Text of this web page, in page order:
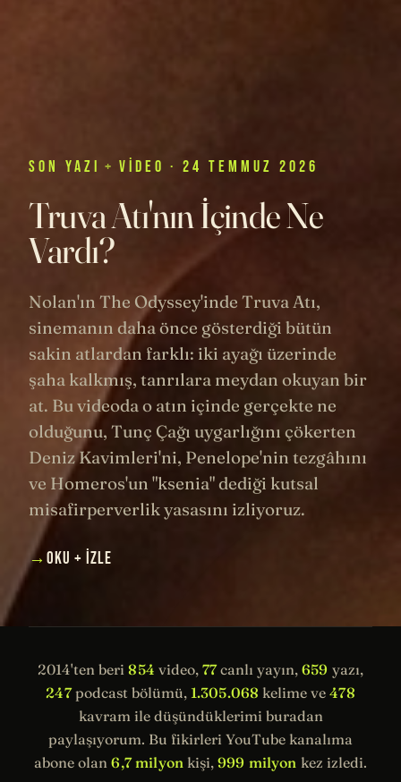
SON YAZI + VIDEO · 24 TEMMUZ 2026
Truva Atı'nın İçinde Ne
Vardı?
Nolan'ın The Odyssey'inde Truva Atı,
sinemanın daha önce gösterdiği bütün
sakin atlardan farklı: iki ayağı üzerinde
şaha kalkmış, tanrılara meydan okuyan bir
at. Bu videoda o atın içinde gerçekte ne
olduğunu, Tunç Çağı uygarlığını çökerten
Deniz Kavimleri'ni, Penelope'nin tezgâhını
ve Homeros'un "ksenia" dediği kutsal
misafirperverlik yasasını izliyoruz.
→ OKU + İZLE
2014'ten beri854 video, 77canlı yayın,659 yazı,
247podcast bölümü, 1.305.068 kelime ve478
kavram ile düşündüklerimi buradan
paylaşıyorum. Bu fikirleri YouTube kanalıma
abone olan6,7 milyon kişi, 999 milyon kez izledi.